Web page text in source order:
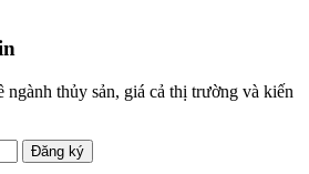
thủy sản, giá cả thị trường và kiến
Đăng ký